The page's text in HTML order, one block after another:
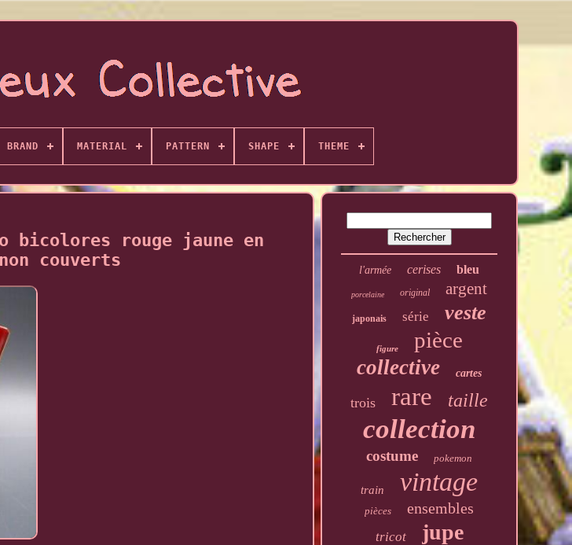
BRAND MATERIAL PATTERN SHAPE THEME
bicolores rouge jaune en
couverts
l'armée cerises bleu
porcelaine original argent
japonais série veste
figure pièce
collective cartes
trois rare taille
collection
costume pokemon
train vintage
pièces ensembles
tricot jupe